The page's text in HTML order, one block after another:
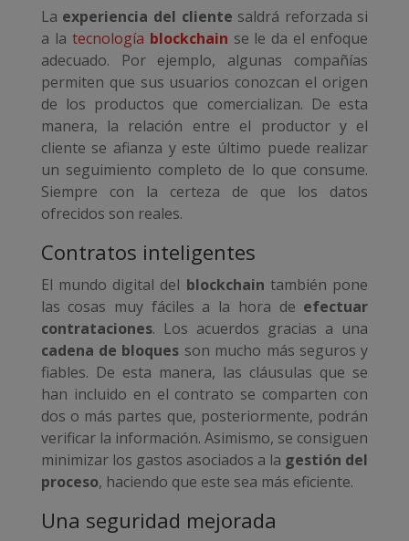
La experiencia del cliente saldrá reforzada si
a la tecnología blockchain se le da el enfoque
adecuado. Por ejemplo, algunas compañías
permiten que sus usuarios conozcan el origen
de los productos que comercializan. De esta
manera, la relación entre el productor y el
cliente se afianza y este último puede realizar
un seguimiento completo de lo que consume.
Siempre con la certeza de que los datos
ofrecidos son reales.
Contratos inteligentes
El mundo digital del blockchain también pone
las cosas muy fáciles a la hora de efectuar
contrataciones. Los acuerdos gracias a una
cadena de bloques son mucho más seguros y
fiables. De esta manera, las cláusulas que se
han incluido en el contrato se comparten con
dos o más partes que, posteriormente, podrán
verificar la información. Asimismo, se consiguen
minimizar los gastos asociados a la gestión del
proceso, haciendo que este sea más eficiente.
Una seguridad mejorada